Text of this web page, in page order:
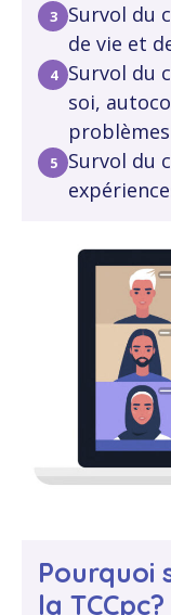
Survol du
de vie et
Survol du
soi,
problèmes
Survol du
Pourquoi
la TCCpc?